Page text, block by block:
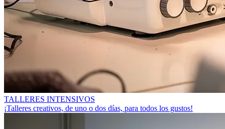
TALLERES INTENSIVOS
¡Talleres creativos, de uno o dos días, para todos los gustos!